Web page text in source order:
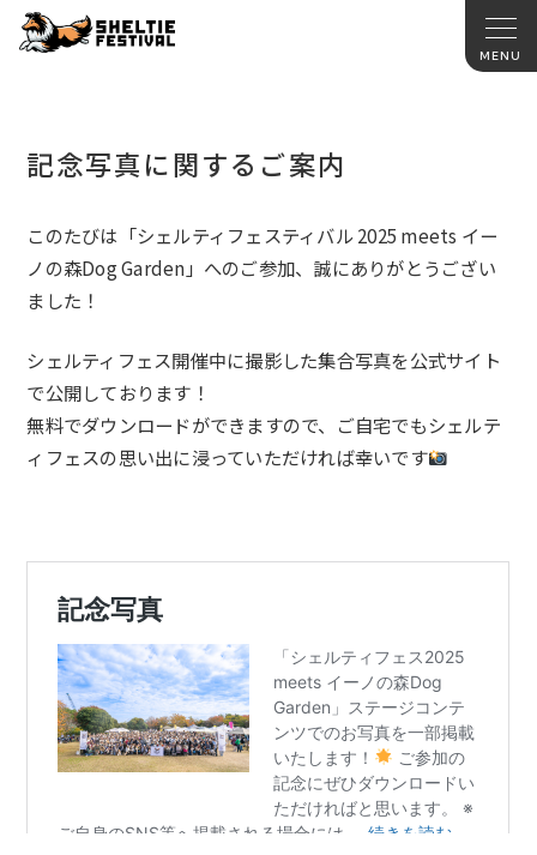
記念写真に関するご案内
このたびは「シェルティフェスティバル 2025 meets イー
ノの森Dog Garden 」 へのご参加、誠にありがとうござい
ました！
シェルティフェス開催中に撮影した集合写真を公式サイト
で公開しております！
無料でダウンロードができますので、ご自宅でもシェルテ
ィフェスの思い出に浸っていただければ幸いです